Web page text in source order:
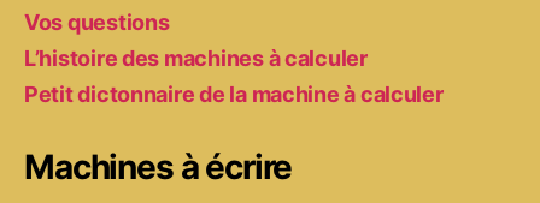
Vos questions
L’histoire des machines à calculer
Petit dictonnaire de la machine à calculer
Machines à écrire